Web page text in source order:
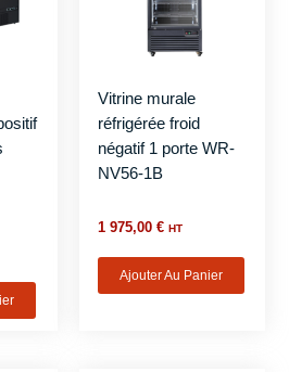
Vitrine murale
réfrigérée froid
négatif 1 porte WR-
NV56-1B
1 975,00 € HT
Ajouter Au Panier